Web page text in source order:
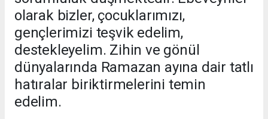
olarak bizler, çocuklarımızı,
gençlerimizi teşvik edelim,
destekleyelim. Zihin ve gönül
dünyalarında Ramazan ayına dair tatlı
hatıralar biriktirmelerini temin
edelim.